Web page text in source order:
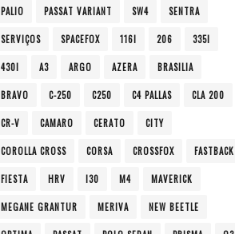
PALIO PASSAT VARIANT SW4 SENTRA
SERVIÇOS SPACEFOX 116I 206 335I
430I A3 ARGO AZERA BRASILIA
BRAVO C-250 C250 C4 PALLAS CLA 200
CR-V CAMARO CERATO CITY
COROLLA CROSS CORSA CROSSFOX FASTBACK
FIESTA HRV I30 M4 MAVERICK
MEGANE GRANTUR MERIVA NEW BEETLE